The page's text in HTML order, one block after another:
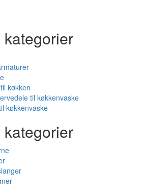
kategorier
køkken
til køkkenvaske
køkkenvaske
kategorier